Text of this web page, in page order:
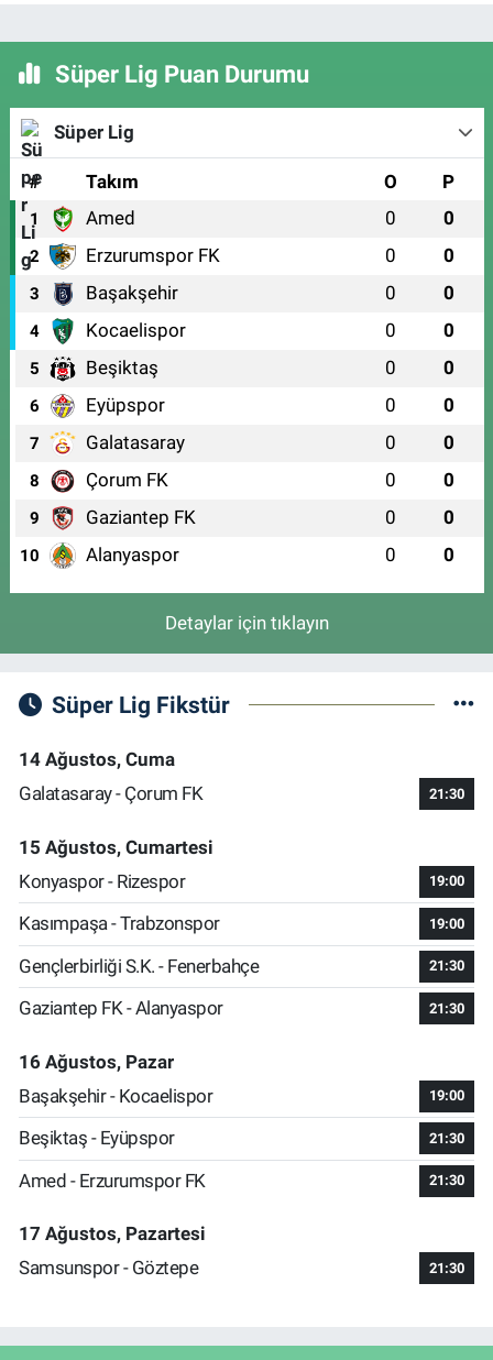
Süper Lig Puan Durumu
Süper Lig
# Takım O P
1 Amed 0 0
2 Erzurumspor FK 0 0
3 Başakşehir 0 0
4 Kocaelispor 0 0
5 Beşiktaş 0 0
6 Eyüpspor 0 0
7 Galatasaray 0 0
8 Çorum FK 0 0
9 Gaziantep FK 0 0
10 Alanyaspor 0 0
Detaylar için tıklayın
Süper Lig Fikstür
14 Ağustos, Cuma
Galatasaray - Çorum FK
21:30
15 Ağustos, Cumartesi
Konyaspor - Rizespor
19:00
Kasımpaşa - Trabzonspor 19:00
Gençlerbirliği S.K. - Fenerbahçe 21:30
Gaziantep FK - Alanyaspor 21:30
16 Ağustos, Pazar
Başakşehir - Kocaelispor
19:00
Beşiktaş - Eyüpspor 21:30
Amed - Erzurumspor FK 21:30
17 Ağustos, Pazartesi
Samsunspor - Göztepe
21:30